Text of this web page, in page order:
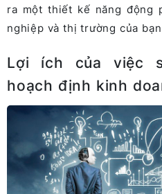
ra một thiết kế năng động
nghiệp và thị trường của
Lợi ích của việc
hoạch định kinh